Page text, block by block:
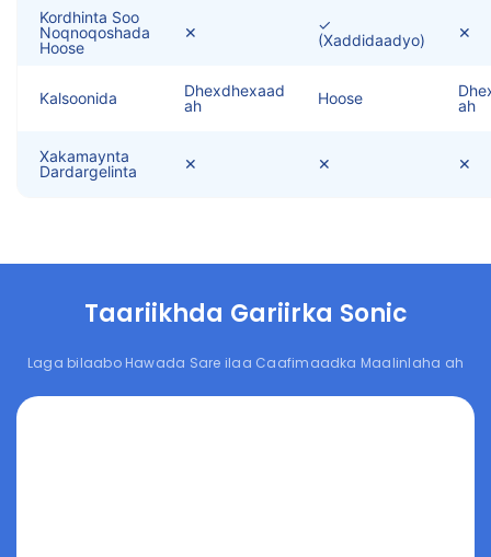
Kordhinta Soo
Noqnoqoshada
Hoose
✕
✓
(Xaddidaadyo)
✕
Kalsoonida
Dhexdhexaad
ah
Hoose
ah
Xakamaynta
Dardargelinta
✕ ✕ ✕
Taariikhda Gariirka Sonic
Laga bilaabo Hawada Sare ilaa Caafimaadka Maalinlaha ah